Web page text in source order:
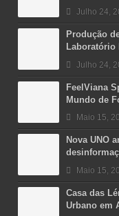
Julho 24,
Produção
Laboratório
Julho 24,
FeelViana
Mundo de
Maio 15,
Nova UNO
Maio 15,
Casa das
Urbano em